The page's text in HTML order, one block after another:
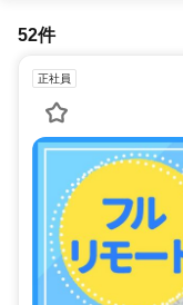
52件
正社員